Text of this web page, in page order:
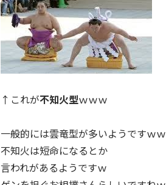
↑これが不知火型ｗｗｗ
一般的には雲竜型が多いようですｗｗ
不知火は短命になるとか
言われがあるようですｗ